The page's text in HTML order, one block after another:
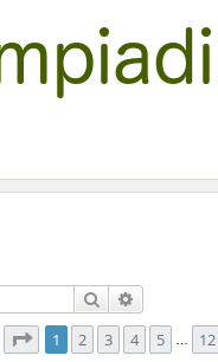
Cerca
Pagina1 di12
1 2 3 4 5 12